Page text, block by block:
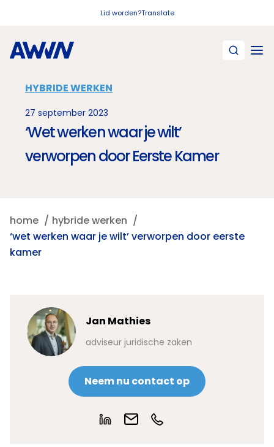
Lid worden?Translate
HYBRIDE WERKEN
27 september 2023
‘Wet werken waar je wilt’
verworpen door Eerste Kamer
home
hybride werken
‘wet werken waar je wilt’ verworpen door eerste
kamer
Jan Mathies
adviseur juridische zaken
Neem nu contact op